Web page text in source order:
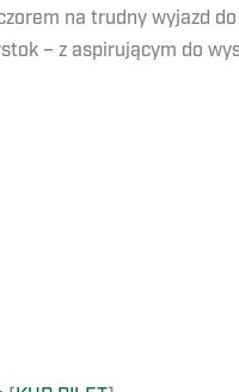
na trudny wyjazd
– z aspirującym do